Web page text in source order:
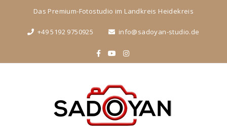
Das Premium-Fotostudio im Landkreis Heidekreis
+49 5192 9750925 info@sadoyan-studio.de